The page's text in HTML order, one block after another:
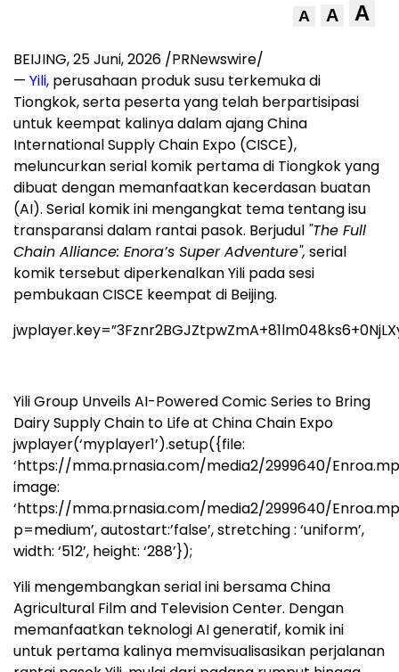
A A A
BEIJING,25 Juni, 2026 /PRNewswire/
— Yili, perusahaan produk susu terkemuka di
Tiongkok, serta peserta yang telah berpartisipasi
untuk keempat kalinya dalam ajang China
International Supply Chain Expo (CISCE),
meluncurkan serial komik pertama di Tiongkok yang
dibuat dengan memanfaatkan kecerdasan buatan
(AI). Serial komik ini mengangkat tema tentang isu
transparansi dalam rantai pasok. Berjudul "The Full
Chain Alliance: Enora’s Super Adventure", serial
komik tersebut diperkenalkan Yili pada sesi
pembukaan CISCE keempat di Beijing.
Yili Group Unveils AI-Powered Comic Series to Bring
Dairy Supply Chain to Life at China Chain Expo
jwplayer(‘myplayer1’).setup({file:
‘https://mma.prnasia.com/media2/2999640/
image:
‘https://mma.prnasia.com/media2/2999640/
p=medium’, autostart:’false’, stretching : ‘uniform’,
width: ‘512’, height: ‘288’});
Yili mengembangkan serial ini bersama China
Agricultural Film and Television Center. Dengan
memanfaatkan teknologi AI generatif, komik ini
untuk pertama kalinya memvisualisasikan perjalanan